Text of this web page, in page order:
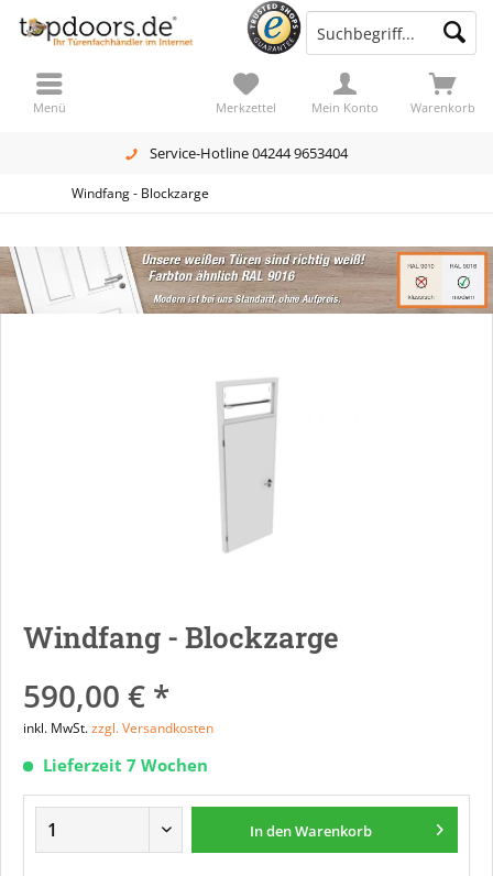
Service-Hotline 04244 9653404
Warenkorb
Merkzettel Mein Konto
Menü
Windfang - Blockzarge
Windfang - Blockzarge
590,00 € *
inkl. MwSt.zzgl. Versandkosten
Lieferzeit 7 Wochen
In denWarenkorb